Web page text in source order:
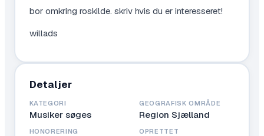
bor omkring roskilde. skriv hvis du er interesseret!
willads
Detaljer
KATEGORI
Musiker søges
GEOGRAFISK OMRÅDE
Region Sjælland
HONORERING OPRETTET